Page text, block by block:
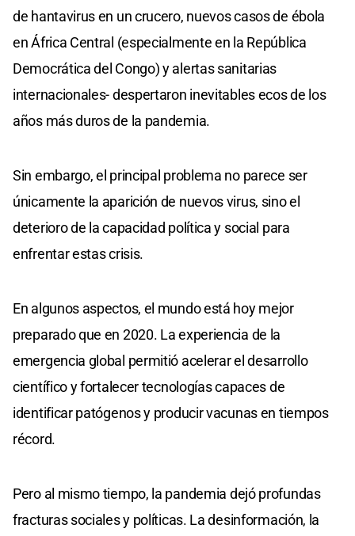
de hantavirus en un crucero, nuevos casos de ébola
en África Central (especialmente en la República
Democrática del Congo) y alertas sanitarias
internacionales- despertaron inevitables ecos de los
años más duros de la pandemia.
Sin embargo, el principal problema no parece ser
únicamente la aparición de nuevos virus, sino el
deterioro de la capacidad política y social para
enfrentar estas crisis.
En algunos aspectos, el mundo está hoy mejor
preparado que en 2020. La experiencia de la
emergencia global permitió acelerar el desarrollo
científico y fortalecer tecnologías capaces de
identificar patógenos y producir vacunas en tiempos
récord.
Pero al mismo tiempo, la pandemia dejó profundas
fracturas sociales y políticas. La desinformación, la